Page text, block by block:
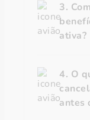
3.
ativa?
4. O
antes